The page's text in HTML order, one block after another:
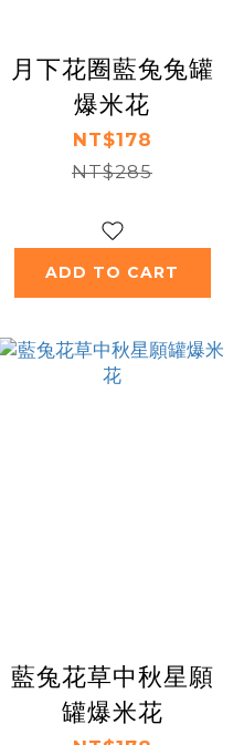
月下花圈藍兔兔罐
爆米花
NT$178
NT$285
ADD TO CART
藍兔花草中秋星願
罐爆米花